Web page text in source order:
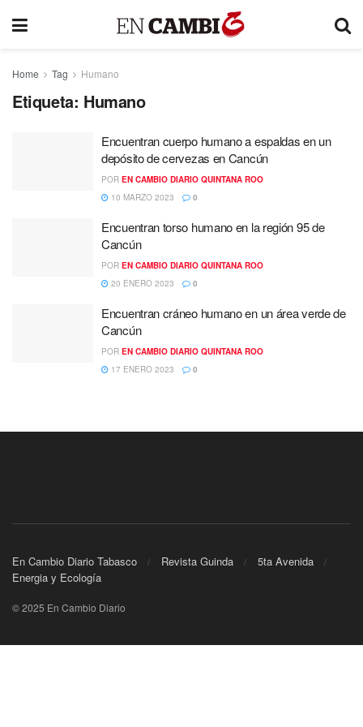
Home Tag Humano
Etiqueta: Humano
Encuentran cuerpo humano a espaldas en un
depósito de cervezas en Cancún
POR EN CAMBIO DIARIO QUINTANA ROO
10 MARZO 2023
0
Encuentran torso humano en la región 95 de
Cancún
POR EN CAMBIO DIARIO QUINTANA ROO
20 ENERO 2023
0
Encuentran cráneo humano en un área verde de
Cancún
POR EN CAMBIO DIARIO QUINTANA ROO
17 ENERO 2023
0
En Cambio Diario Tabasco Revista Guinda
5ta Avenida
Energia y Ecología
© 2025 En Cambio Diario